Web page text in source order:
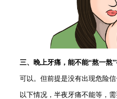
三、晚上牙痛，能不能“熬一熬”
可以。但前提是没有出现危险信
以下情况，半夜牙痛不能等，需